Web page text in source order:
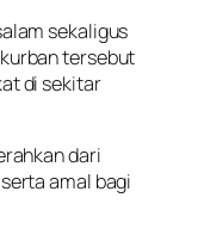
sekaligus
tersebut
di sekitar
dari
amal bagi